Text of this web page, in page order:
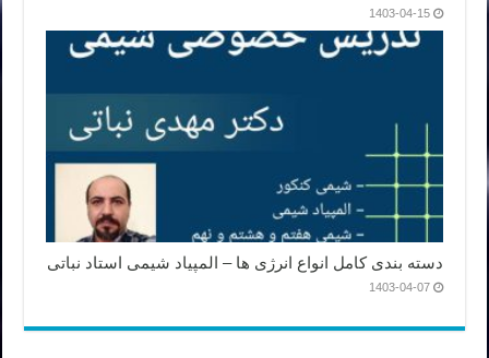
1403-04-15
دسته بندی کامل انواع انرژی ها – المپیاد شیمی استاد نباتی
1403-04-07